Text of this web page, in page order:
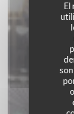
El